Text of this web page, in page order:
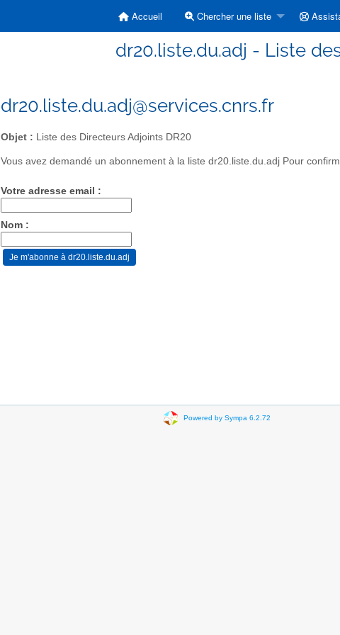
Accueil Chercher une liste
dr20.liste.du.adj - Liste
dr20.liste.du.adj@services.cnrs.fr
Objet : Liste des Directeurs Adjoints DR20
Vous avez demandé un abonnement à la liste dr20.liste.du.adj Pour
Votre adresse email :
Nom :
Powered by Sympa 6.2.72